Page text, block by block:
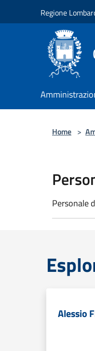
Regione
Home >
Personale
Alessio